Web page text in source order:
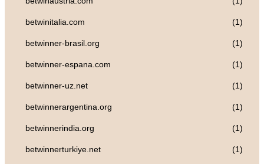
betwinitalia.com (1)
betwinner-brasil.org (1)
betwinner-espana.com (1)
betwinner-uz.net (1)
betwinnerargentina.org (1)
betwinnerindia.org (1)
betwinnerturkiye.net (1)